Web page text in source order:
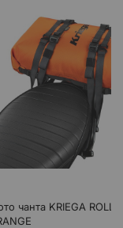
чанта KRIEGA